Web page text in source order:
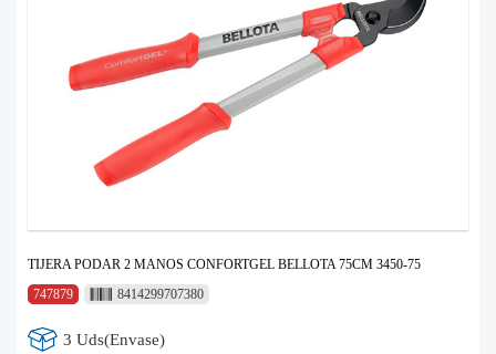
TIJERA PODAR 2 MANOS CONFORTGEL BELLOTA 75CM 3450-75
747879
8414299707380
3 Uds(Envase)